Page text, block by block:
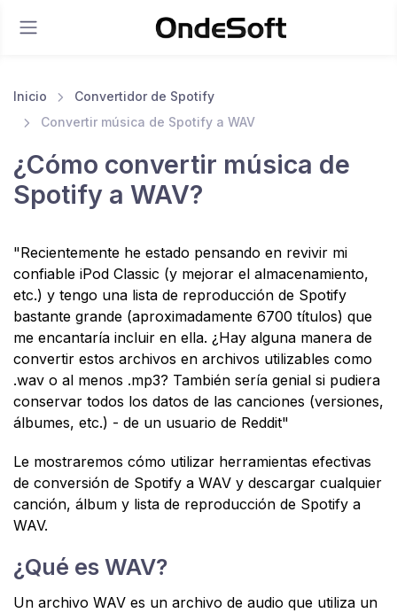
Inicio
Convertidor de Spotify
Convertir música de Spotify a WAV
¿Cómo convertir música de
Spotify a WAV?
"Recientemente he estado pensando en revivir mi
confiable iPod Classic (y mejorar el almacenamiento,
etc.) y tengo una lista de reproducción de Spotify
bastante grande (aproximadamente 6700 títulos) que
me encantaría incluir en ella. ¿Hay alguna manera de
convertir estos archivos en archivos utilizables como
.wav o al menos .mp3? También sería genial si pudiera
conservar todos los datos de las canciones (versiones,
álbumes, etc.) - de un usuario de Reddit"
Le mostraremos cómo utilizar herramientas efectivas
de conversión de Spotify a WAV y descargar cualquier
canción, álbum y lista de reproducción de Spotify a
WAV.
¿Qué es WAV?
Un archivo WAV es un archivo de audio que utiliza un